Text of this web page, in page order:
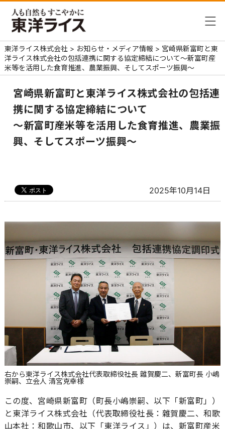
東洋ライス株式会社 > お知らせ・メディア情報 > 宮崎県新富町と東
洋ライス株式会社の包括連携に関する協定締結について～新富町産
米等を活用した食育推進、農業振興、そしてスポーツ振興～
宮崎県新富町と東洋ライス株式会社の包括連
携に関する協定締結について
～新富町産米等を活用した食育推進、農業振
興、そしてスポーツ振興～
2025年10月14日
右から東洋ライス株式会社代表取締役社長 雜賀慶二、新富町長 小嶋
崇嗣、立会人 清宮克幸様
この度、宮崎県新富町（町長小嶋崇嗣、以下「新富町」）
と東洋ライス株式会社（代表取締役社長：雜賀慶二、和歌
山本社：和歌山市、以下「東洋ライス」）は、新富町産米